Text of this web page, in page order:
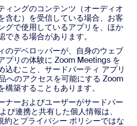
ィングのコンテンツ（オーディオ
含む）を受信している場合、お客
グで使用しているアプリを、ほか
できる場合があります。
のデベロッパーが、自身のウェブ
プリの体験に Zoom Meetings を
込むこと、サードパーティ アプリ
へのアクセスを可能にする Zoom
構築することもあります。
ナーおよびユーザーがサードパー
び連携と共有した個人情報は、
約とプライバシー ポリシーではな